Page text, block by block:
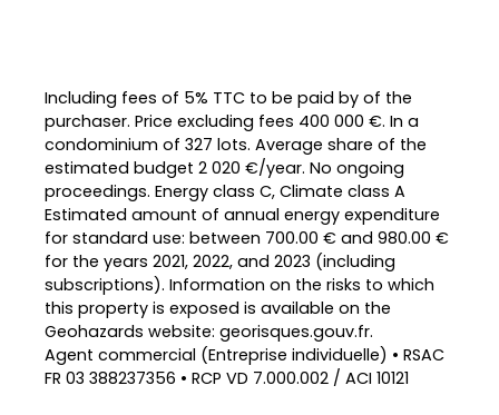
Including fees of 5% TTC to be paid by of the
purchaser. Price excluding fees 400 000 €. In a
condominium of 327 lots. Average share of the
estimated budget 2 020 €/year. No ongoing
proceedings. Energy class C, Climate class A
Estimated amount of annual energy expenditure
for standard use: between 700.00 € and 980.00 €
for the years 2021, 2022, and 2023 (including
subscriptions). Information on the risks to which
this property is exposed is available on the
Geohazards website: georisques.gouv.fr.
Agent commercial (Entreprise individuelle) • RSAC
FR 03 388237356 • RCP VD 7.000.002 / ACI 10121